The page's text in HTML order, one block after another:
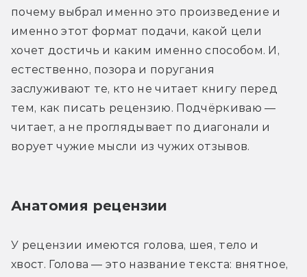
почему выбрал именно это произведение и
именно этот формат подачи, какой цели
хочет достичь и каким именно способом. И,
естественно, позора и поругания
заслуживают те, кто не читает книгу перед
тем, как писать рецензию. Подчёркиваю —
читает, а не проглядывает по диагонали и
ворует чужие мысли из чужих отзывов.
Анатомия рецензии
У рецензии имеются голова, шея, тело и
хвост. Голова — это название текста: внятное,